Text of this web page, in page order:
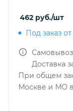
462 руб./шт
Под заказ
Доставка
При общем
Москве и МО